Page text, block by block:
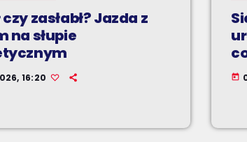
zasłabł? Jazda z
na słupie
16:20 today